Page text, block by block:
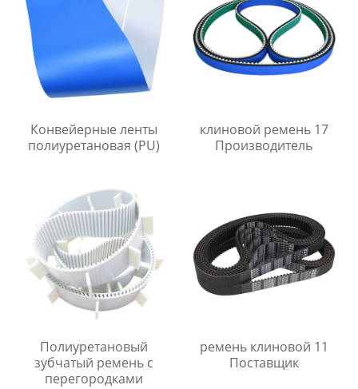
Конвейерные ленты
полиуретановая (PU)
клиновой ремень 17
Производитель
Полиуретановый
зубчатый ремень с
перегородками
ремень клиновой 11
Поставщик